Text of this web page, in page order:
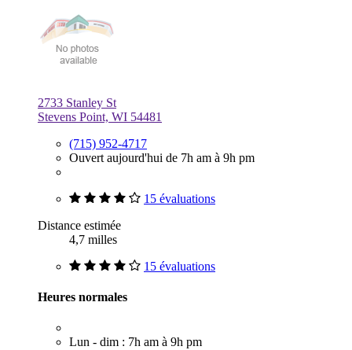
2733 Stanley St
Stevens Point, WI 54481
(715) 952-4717
Ouvert aujourd'hui de 7h am à 9h pm
15 évaluations
Distance estimée
4,7 milles
15 évaluations
Heures normales
Lun - dim : 7h am à 9h pm